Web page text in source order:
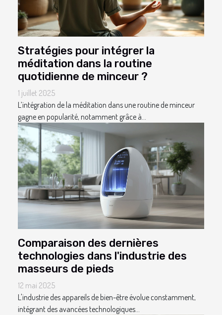
Stratégies pour intégrer la
méditation dans la routine
quotidienne de minceur ?
1 juillet 2025
L’intégration de la méditation dans une routine de minceur
gagne en popularité, notamment grâce à...
Comparaison des dernières
technologies dans l'industrie des
masseurs de pieds
12 mai 2025
L'industrie des appareils de bien-être évolue constamment,
intégrant des avancées technologiques...